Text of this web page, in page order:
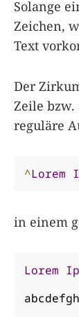
Solange
Zeichen,
Text
Der
Zeile bzw.
reguläre
^Lorem
in einem
Lorem